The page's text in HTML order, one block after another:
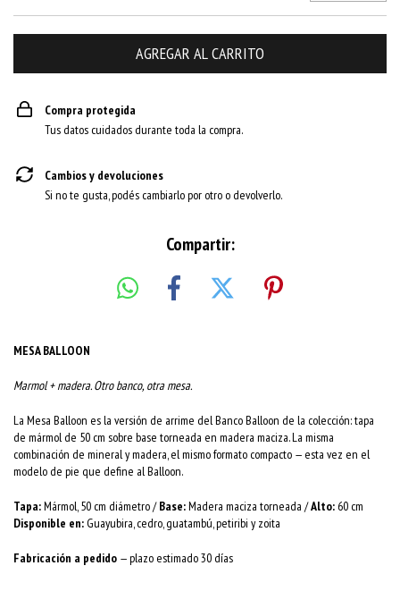
Compra protegida
Tus datos cuidados durante toda la compra.
Cambios y devoluciones
Si no te gusta, podés cambiarlo por otro o devolverlo.
Compartir:
MESA BALLOON
Marmol + madera. Otro banco, otra mesa.
La Mesa Balloon es la versión de arrime del Banco Balloon de la colección: tapa
de mármol de 50 cm sobre base torneada en madera maciza. La misma
combinación de mineral y madera, el mismo formato compacto — esta vez en el
modelo de pie que define al Balloon.
Tapa:Mármol, 50 cm diámetro /Base:Madera maciza torneada /Alto: 60 cm
Disponible en: Guayubira, cedro, guatambú, petiribi y zoita
Fabricación a pedido — plazo estimado 30 días